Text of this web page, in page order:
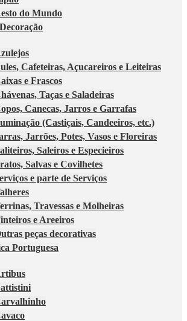
do Mundo
Cafeteiras, Açucareiros e Leiteiras
e Frascos
Taças e Saladeiras
Canecas, Jarros e Garrafas
(Castiçais, Candeeiros, etc.)
Jarrões, Potes, Vasos e Floreiras
Saleiros e Especieiros
Salvas e Covilhetes
e parte de Serviços
Travessas e Molheiras
e Areeiros
peças decorativas
Portuguesa